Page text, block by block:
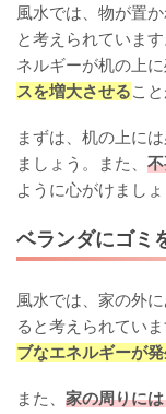
風水では、物が置
と考えられていま
ネルギーが机の上に
スを増大させるこ
まずは、机の上に
ましょう。また、
ように心がけましょ
ベランダにゴミ
風水では、家の外
ると考えられてい
ブなエネルギーが
また、 家の周りに